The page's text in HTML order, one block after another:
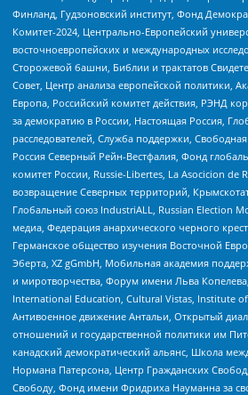
Финланд, Гудзоновский институт, Фонд
Комитет-2024, Центрально-Европейский
восточноевропейских и международных
Сторожевой башни, Библии и трактатов
Совет, Центр анализа европейской политики,
Европа, Российский комитет действия, РЭНД
за демократию в России, Настоящая Россия,
расследователей, Служба поддержки,
Россия Северный Рейн-Вестфалия, Фонд
комитет России, Russie-Libertes, La Asocicion de
возвращение Северных территорий,
Глобальный союз IndustriALL, Russian Election
медиа, Федерация анархического черного
Германское общество изучения Восточной
Эберта, XZ gGmbH, Мобильная академия
и миротворчества, Форум имени Льва
International Education, Cultural Vistas, Institute
Антивоенное движение Антальи, Открытый
отношений и государственной политики им
канадский демократический альянс, Школа
Нормана Патерсона, Центр Гражданских
Свободу, Фонд имени Фридриха Науманна за